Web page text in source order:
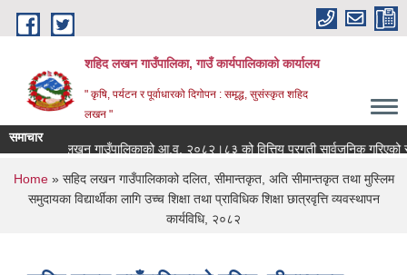
Skip to main content
शहिद लखन गाउँपालिका, गाउँ कार्यपालिकाको कार्यालय
" कृषि, पर्यटन र पूर्वाधारको दिगोपन : समृद्ध, सुसंस्कृत शहिद
लखन "
समाचार
शहिद लखन गाउँपालिकाको आ.व. २०८२।८३ को वित्तिय प्रगती सार्वजनिक गरिएको
You are here
Home» सहिद लखन गाउँपालिकाको दलित, सीमान्तकृत, अति सीमान्तकृत तथा मुस्लिम
समुदायका विद्यार्थीका लागि उच्च शिक्षा तथा प्राविधिक शिक्षा छात्रवृत्ति व्यवस्थापन
कार्यविधि, २०८२